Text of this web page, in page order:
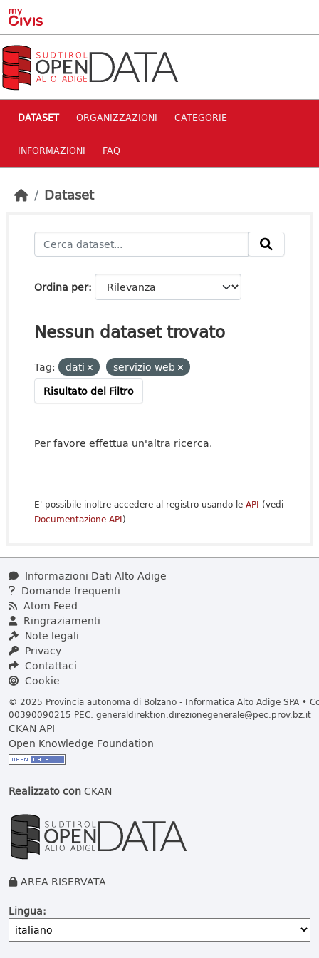
Skip to main content
DATASET ORGANIZZAZIONI CATEGORIE
INFORMAZIONI FAQ
Dataset
Ordina per
Nessun dataset trovato
Tag: dati
servizio web
Risultato del Filtro
Per favore effettua un'altra ricerca.
E' possibile inoltre accedere al registro usando le API (vedi
Documentazione API).
Informazioni Dati Alto Adige
Domande frequenti
Atom Feed
Ringraziamenti
Note legali
Privacy
Contattaci
Cookie
© 2025 Provincia autonoma di Bolzano - Informatica Alto Adige SPA •
00390090215 PEC: generaldirektion.direzionegenerale@pec.prov.bz.it
CKAN API
Open Knowledge Foundation
Realizzato conCKAN
AREA RISERVATA
Lingua